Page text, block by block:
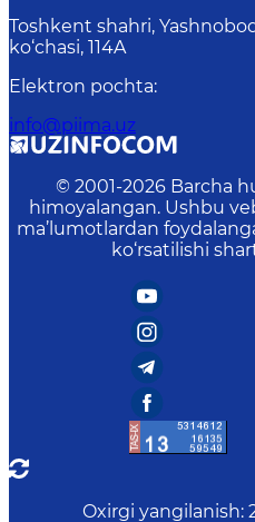
Toshkent shahri,
ko‘chasi, 114A
Elektron pochta:
info@piima.uz
© 2001-2026 Barcha
himoyalangan. Ushbu
ma’lumotlardan
ko‘rsatilishi
Oxirgi yangilanish: